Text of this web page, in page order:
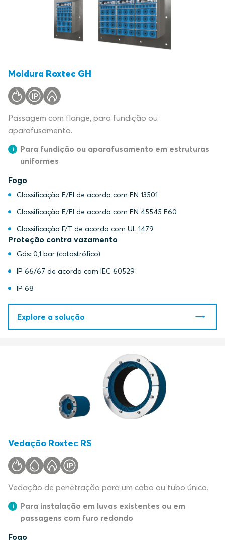
Moldura Roxtec GH
Passagem com flange, para fundição ou
aparafusamento.
Para fundição ou aparafusamento em estruturas
uniformes
Fogo
Classificação E/EI de acordo com EN 13501
Classificação E/EI de acordo com EN 45545 E60
Classificação F/T de acordo com UL 1479
Proteção contra vazamento
Gás: 0,1 bar (catastrófico)
IP 66/67 de acordo com IEC 60529
IP 68
Explore a solução
Vedação Roxtec RS
Vedação de penetração para um cabo ou tubo único.
Para instalação em luvas existentes ou em
passagens com furo redondo
Fogo